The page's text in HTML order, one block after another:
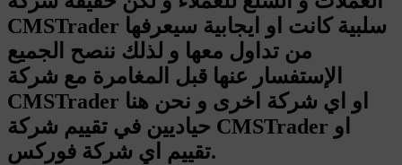
CMSTrader سلبية كانت او ايجابية سيعرفها
من تداول معها و لذلك ننصح الجميع
الإستفسار عنها قبل المغامرة مع شركة
CMSTrader او اي شركة اخرى و نحن هنا
حياديين في تقييم شركة CMSTrader او
تقييم اي شركة فوركس.